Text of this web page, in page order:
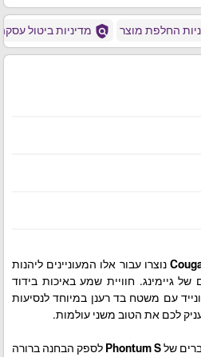
החלפת מוצר policy מדיניות ביטול
אוזניות הגיימינג Cougar Phontum S נוצרו עבור אלו המעוניינים ליהנות
גיימינג. חוויית שמע באיכות בידוד
עם משטח בד רענן במיוחד לנסיעות
עיצוב מתקדם זה מאפשר לדרייברים של Phontum S לספק הבחנה ברורה